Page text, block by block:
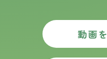
動画